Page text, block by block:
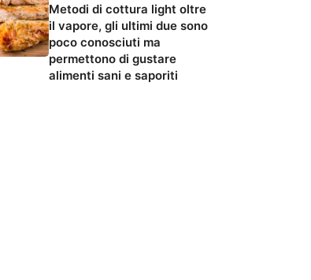
Metodi di cottura light oltre
il vapore, gli ultimi due sono
poco conosciuti ma
permettono di gustare
alimenti sani e saporiti